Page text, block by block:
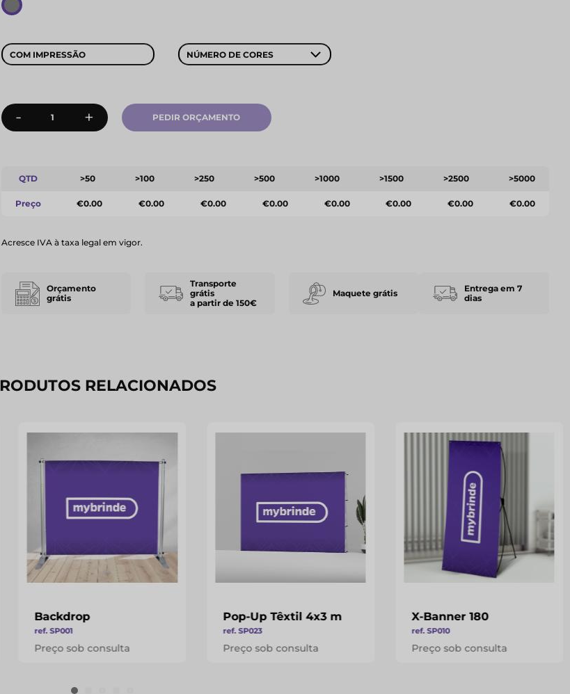
COM IMPRESSÃO NÚMERO DE CORES
- + PEDIR ORÇAMENTO
QTD >50 >100 >250 >500 >1000 >1500 >2500 >5000
Preço €0.00 €0.00 €0.00 €0.00 €0.00 €0.00 €0.00 €0.00
Acresce IVA à taxa legal em vigor.
Orçamento
grátis
Transporte
grátis
a partir de 150€
Maquete grátis
Entrega em 7
dias
RELACIONADOS
Backdrop
ref. SP001
Preço sob consulta
Pop-Up Têxtil 4x3 m
ref. SP023
Preço sob consulta
X-Banner 180
ref. SP010
Preço sob consulta